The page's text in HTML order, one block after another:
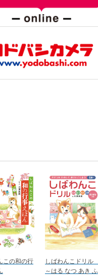
この和の行
しばわんこドリル
～はる なつ あき ふ